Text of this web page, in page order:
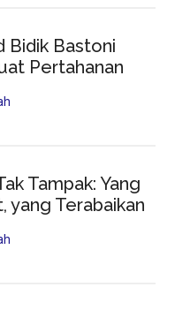
Bidik Bastoni
Pertahanan
Tampak: Yang
yang Terabaikan